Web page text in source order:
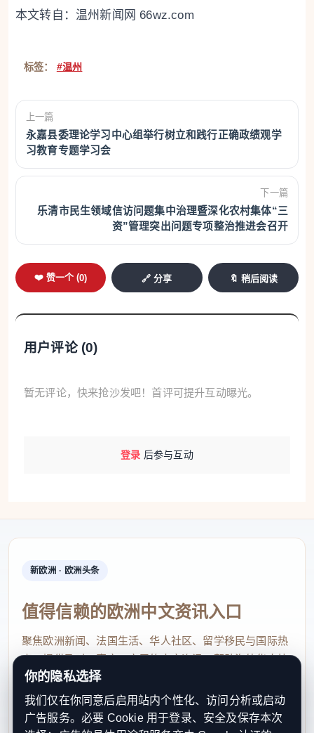
本文转自： 温州新闻网 66wz.com
标签： #温州
上一篇
永嘉县委理论学习中心组举行树立和践行正确政绩观学
习教育专题学习会
下一篇
乐清市民生领域信访问题集中治理暨深化农村集体“三
资”管理突出问题专项整治推进会召开
❤️ 赞一个 (0) 🔗 分享 🔖 稍后阅读
用户评论 (0)
暂无评论，快来抢沙发吧！首评可提升互动曝光。
登录 后参与互动
新欧洲 · 欧洲头条
值得信赖的欧洲中文资讯入口
聚焦欧洲新闻、法国生活、华人社区、留学移民与国际热
点，提供及时、真实、实用的中文资讯，帮助海外华人快
速了解欧洲动态。
contact@xinouzhou.com
服务支持、版权与合作：工作日优先处理站务、投稿与权
你的隐私选择
我们仅在你同意后启用站内个性化、访问分析或启动
广告服务。必要 Cookie 用于登录、安全及保存本次